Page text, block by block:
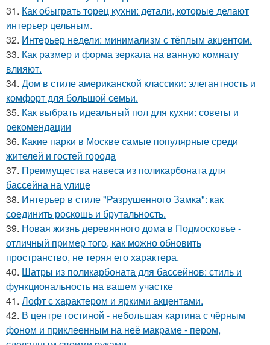
31. Как обыграть торец кухни: детали, которые делают
интерьер цельным.
32. Интерьер недели: минимализм с тёплым акцентом.
33. Как размер и форма зеркала на ванную комнату
влияют.
34. Дом в стиле американской классики: элегантность и
комфорт для большой семьи.
35. Как выбрать идеальный пол для кухни: советы и
рекомендации
36. Какие парки в Москве самые популярные среди
жителей и гостей города
37. Преимущества навеса из поликарбоната для
бассейна на улице
38. Интерьер в стиле "Разрушенного Замка": как
соединить роскошь и брутальность.
39. Новая жизнь деревянного дома в Подмосковье -
отличный пример того, как можно обновить
пространство, не теряя его характера.
40. Шатры из поликарбоната для бассейнов: стиль и
функциональность на вашем участке
41. Лофт с характером и яркими акцентами.
42. В центре гостиной - небольшая картина с чёрным
фоном и приклеенным на неё макраме - пером,